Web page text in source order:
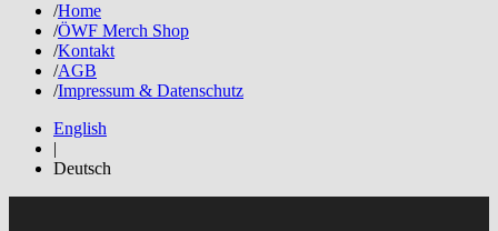
/Home
/ÖWF Merch Shop
/Kontakt
/AGB
/Impressum & Datenschutz
English
Deutsch